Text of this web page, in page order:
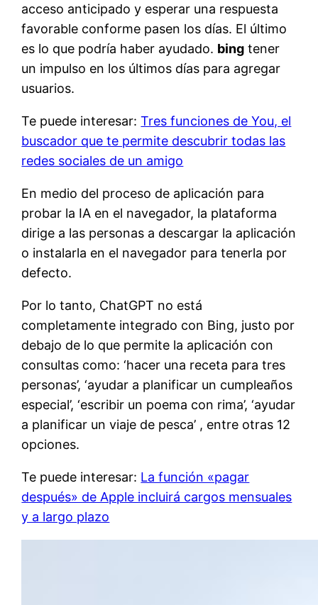
acceso anticipado y esperar una respuesta
favorable conforme pasen los días. El último
es lo que podría haber ayudado. bing tener
un impulso en los últimos días para agregar
usuarios.
Te puede interesar:Tres funciones de You, el
buscador que te permite descubrir todas las
redes sociales de un amigo
En medio del proceso de aplicación para
probar la IA en el navegador, la plataforma
dirige a las personas a descargar la aplicación
o instalarla en el navegador para tenerla por
defecto.
Por lo tanto, ChatGPT no está
completamente integrado con Bing, justo por
debajo de lo que permite la aplicación con
consultas como: ‘hacer una receta para tres
personas’, ‘ayudar a planificar un cumpleaños
especial’, ‘escribir un poema con rima’, ‘ayudar
a planificar un viaje de pesca’ , entre otras 12
opciones.
Te puede interesar: La función «pagar
después» de Apple incluirá cargos mensuales
y a largo plazo